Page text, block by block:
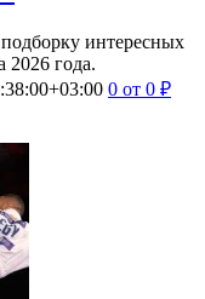
интересных
2026 года.
0 от 0 ₽